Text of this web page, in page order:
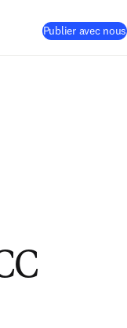
Publier avec nous